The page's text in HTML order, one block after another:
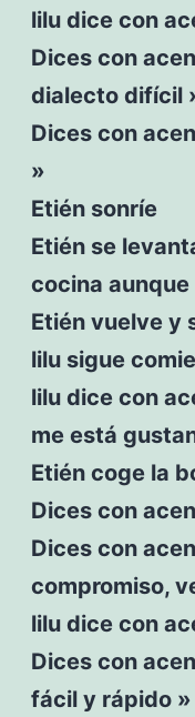
lilu dice con
Dices con
dialecto difícil
Dices con
»
Etién sonríe
Etién se
cocina
Etién vuelve y
lilu sigue
lilu dice con
me está
Etién coge la
Dices con
Dices con
compromiso,
lilu dice con
Dices con
fácil y rápido »